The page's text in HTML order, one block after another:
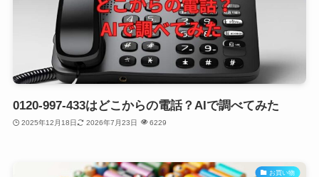
0120-997-433はどこからの電話？AIで調べてみた
2025年12月18日 2026年7月23日 6229
お買い物